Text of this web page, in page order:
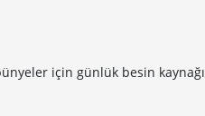
için günlük besin kaynağı